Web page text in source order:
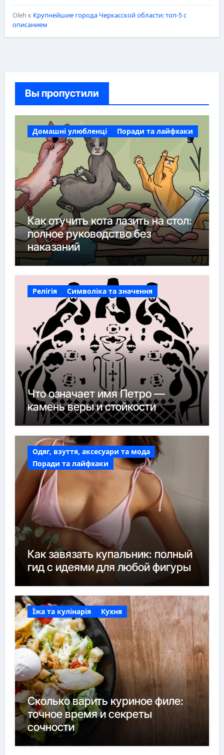
Oleh к Крупнейшие города Черкасской области: топ-5 с
описанием
Вы пропустили
Домашні улюбленці Поради та лайфхаки
Как отучить кота лазить на стол:
полное руководство без
наказаний
Релігія Символіка та значення
Что означает имя Петро —
камень веры и стойкости
Одяг, взуття, аксесуари та мода
Поради та лайфхаки
Как завязать купальник: полный
гид с идеями для любой фигуры
Їжа та кулінарія Кухня
Сколько варить куриное филе:
точное время и секреты
сочности